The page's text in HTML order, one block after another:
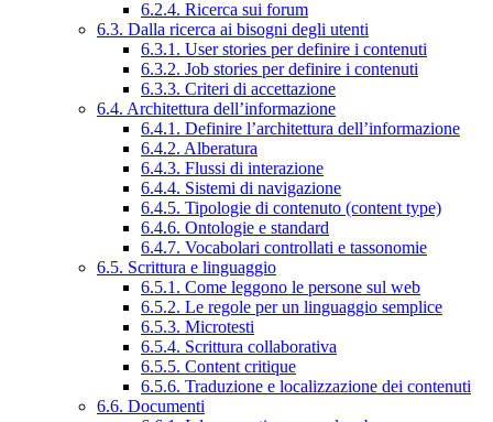
6.2.4. Ricerca sui forum
6.3. Dalla ricerca ai bisogni degli utenti
6.3.1. User stories per definire i contenuti
6.3.2. Job stories per definire i contenuti
6.3.3. Criteri di accettazione
6.4. Architettura dell’informazione
6.4.1. Definire l’architettura dell’informazione
6.4.2. Alberatura
6.4.3. Flussi di interazione
6.4.4. Sistemi di navigazione
6.4.5. Tipologie di contenuto (content type)
6.4.6. Ontologie e standard
6.4.7. Vocabolari controllati e tassonomie
6.5. Scrittura e linguaggio
6.5.1. Come leggono le persone sul web
6.5.2. Le regole per un linguaggio semplice
6.5.3. Microtesti
6.5.4. Scrittura collaborativa
6.5.5. Content critique
6.5.6. Traduzione e localizzazione dei contenuti
6.6. Documenti